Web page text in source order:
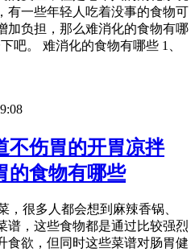
有一些年轻人吃着没事的食物可
加负担，那么难消化的食物有哪
吧。 难消化的食物有哪些 1、
不伤胃的开胃凉拌
的食物有哪些
，很多人都会想到麻辣香锅、
谱，这些食物都是通过比较强烈
食欲，但同时这些菜谱对肠胃健